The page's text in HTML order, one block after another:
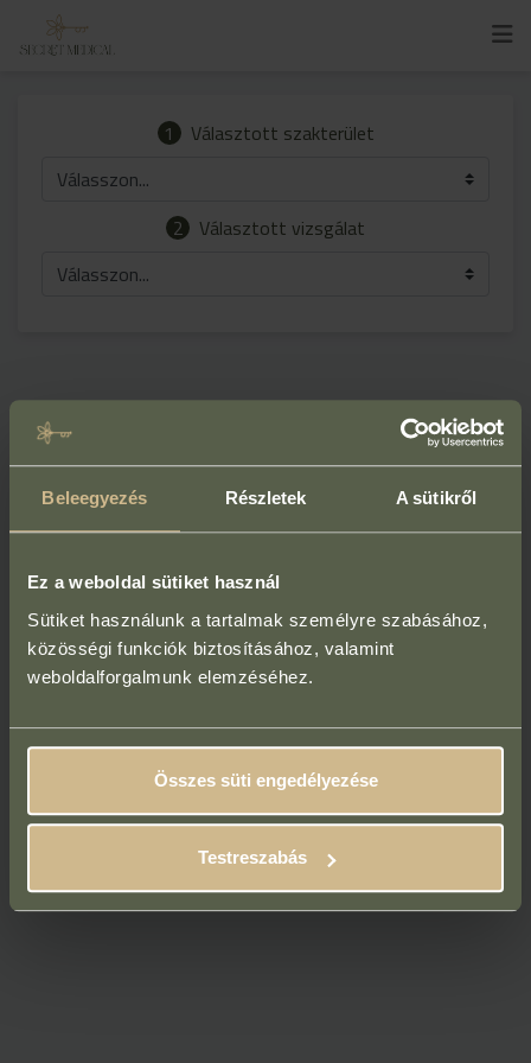
Beleegyezés Részletek A sütikről
Ez a weboldal sütiket használ
Sütiket használunk a tartalmak személyre szabásához,
közösségi funkciók biztosításához, valamint
weboldalforgalmunk elemzéséhez.
Összes süti engedélyezése
Testreszabás
1
Választott szakterület
Válasszon...
2 Választott vizsgálat
Válasszon...